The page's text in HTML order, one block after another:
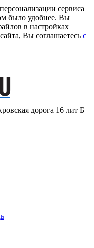
сервиса
было удобнее. Вы
в настройках
Вы соглашаетесь c
дорога 16 лит Б